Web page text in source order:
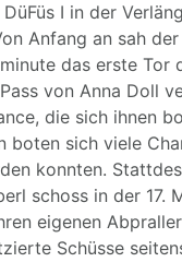
I in der
Anfang an sah
das erste Tor
von Anna Doll
die sich ihnen
boten sich viele
konnten.
schoss in der 17.
eigenen
Schüsse